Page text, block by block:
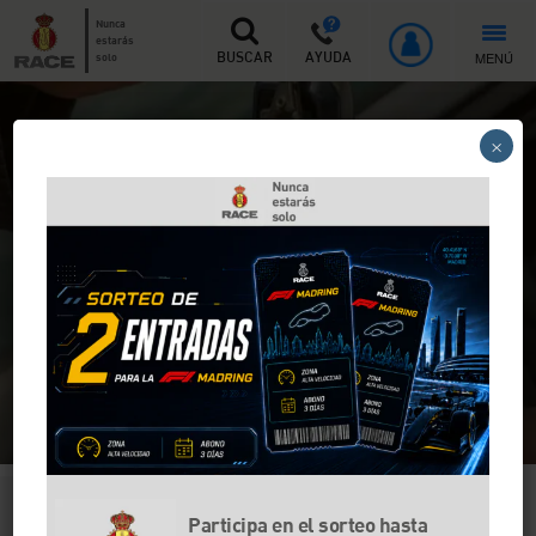
Nunca
estarás
solo
BUSCAR AYUDA MENÚ
Transferencia de vehículos
Tanto si eres vendedor como comprador de un
vehículo, existen una serie de trámites que debes
realizar en el cambio de nombre o de titularidad
de un vehículo
Solicita información
900 100 992
Participa en el sorteo hasta
×